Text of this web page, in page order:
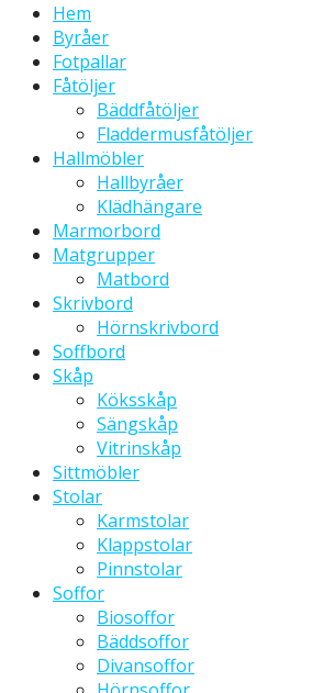
Hem
Byråer
Fotpallar
Fåtöljer
Bäddfåtöljer
Fladdermusfåtöljer
Hallmöbler
Hallbyråer
Klädhängare
Marmorbord
Matgrupper
Matbord
Skrivbord
Hörnskrivbord
Soffbord
Skåp
Köksskåp
Sängskåp
Vitrinskåp
Sittmöbler
Stolar
Karmstolar
Klappstolar
Pinnstolar
Soffor
Biosoffor
Bäddsoffor
Divansoffor